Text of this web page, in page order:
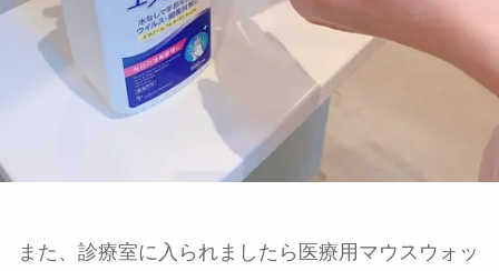
また、診療室に入られましたら医療用マウスウォッ